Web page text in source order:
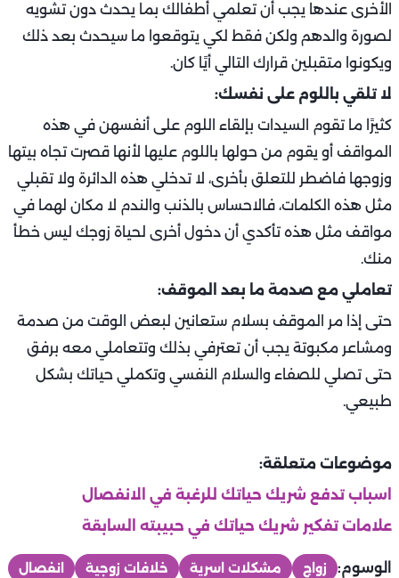
الأخرى عندها يجب أن تعلمي أطفالك بما يحدث دون تشويه
لصورة والدهم ولكن فقط لكي يتوقعوا ما سيحدث بعد ذلك
ويكونوا متقبلين قرارك التالي أيًا كان.
لا تلقي باللوم على نفسك:
كثيرًا ما تقوم السيدات بإلقاء اللوم على أنفسهن في هذه
المواقف أو يقوم من حولها باللوم عليها لأنها قصرت تجاه بيتها
وزوجها فاضطر للتعلق بأخرى، لا تدخلي هذه الدائرة ولا تقبلي
مثل هذه الكلمات، فالاحساس بالذنب والندم لا مكان لهما في
مواقف مثل هذه تأكدي أن دخول أخرى لحياة زوجك ليس خطأ
منك.
تعاملي مع صدمة ما بعد الموقف:
حتى إذا مر الموقف بسلام ستعانين لبعض الوقت من صدمة
ومشاعر مكبوتة يجب أن تعترفي بذلك وتتعاملي معه برفق
حتى تصلي للصفاء والسلام النفسي وتكملي حياتك بشكل
طبيعي.
موضوعات متعلقة:
اسباب تدفع شريك حياتك للرغبة في الانفصال
علامات تفكير شريك حياتك في حبيبته السابقة
الوسوم: زواج مشكلات اسرية خلافات زوجية
انفصال